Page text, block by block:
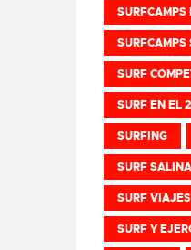
SURF
SURF EN EL
SURFING
SURF
SURF VIAJES
SURF Y